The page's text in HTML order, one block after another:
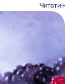
Читати